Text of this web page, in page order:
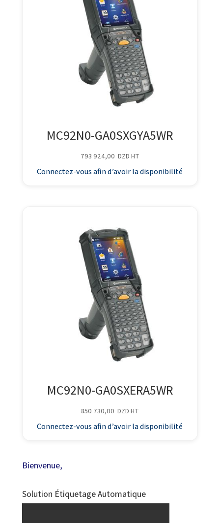
MC92N0-GA0SXGYA5WR
793 924,00 DZD HT
Connectez-vous afin d’avoir la disponibilité
MC92N0-GA0SXERA5WR
850 730,00 DZD HT
Connectez-vous afin d’avoir la disponibilité
Bienvenue,
Solution Étiquetage Automatique